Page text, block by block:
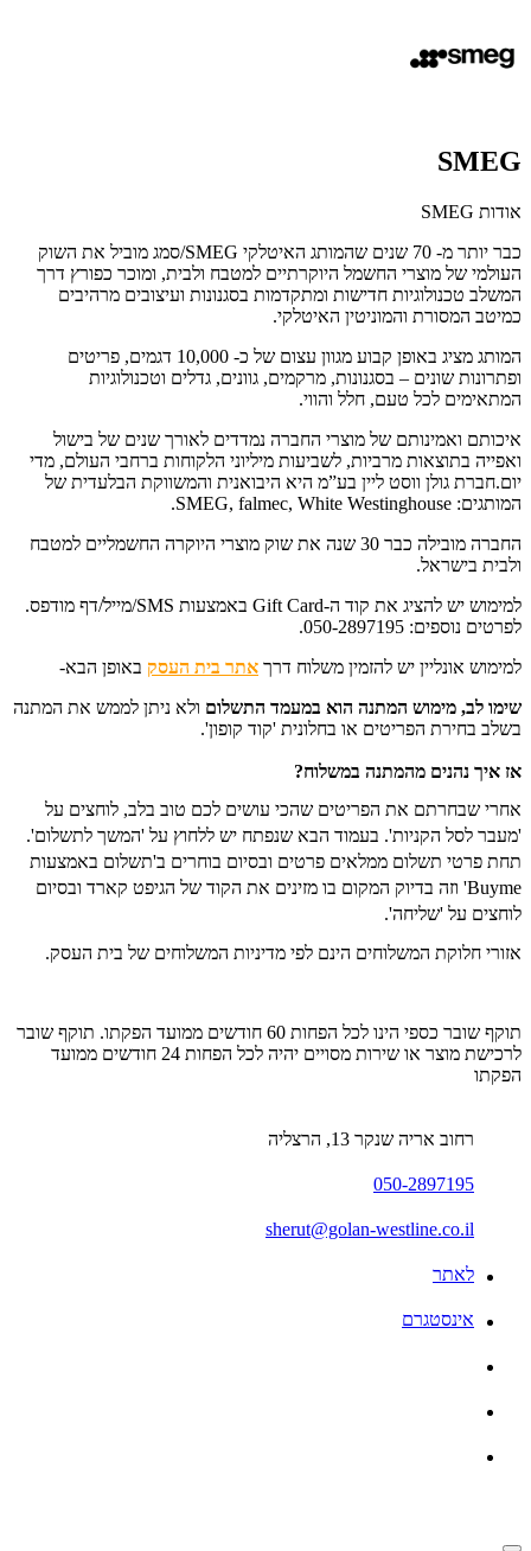
SMEG
אודות SMEG
כבר יותר מ- 70 שנים שהמותג האיטלקי SMEG/סמג מוביל את השוק
העולמי של מוצרי החשמל היוקרתיים למטבח ולבית, ומוכר כפורץ דרך
המשלב טכנולוגיות חדישות ומתקדמות בסגנונות ועיצובים מרהיבים
כמיטב המסורת והמוניטין האיטלקי.
המותג מציג באופן קבוע מגוון עצום של כ- 10,000 דגמים, פריטים
ופתרונות שונים – בסגנונות, מרקמים, גוונים, גדלים וטכנולוגיות
המתאימים לכל טעם, חלל והווי.
איכותם ואמינותם של מוצרי החברה נמדדים לאורך שנים של בישול
ואפייה בתוצאות מרביות, לשביעות מיליוני הלקוחות ברחבי העולם, מדי
יום.חברת גולן ווסט ליין בע”מ היא היבואנית והמשווקת הבלעדית של
המותגים: SMEG, falmec, White Westinghouse.
החברה מובילה כבר 30 שנה את שוק מוצרי היוקרה החשמליים למטבח
ולבית בישראל.
למימוש יש להציג את קוד ה-Gift Card באמצעות SMS/מייל/דף מודפס.
לפרטים נוספים: 050-2897195.
למימוש אונליין יש להזמין משלוח דרך אתר בית העסק באופן הבא-
שימו לב, מימוש המתנה הוא במעמד התשלום ולא ניתן לממש את המתנה
בשלב בחירת הפריטים או בחלונית 'קוד קופון'.
אז איך נהנים מהמתנה במשלוח?
אחרי שבחרתם את הפריטים שהכי עושים לכם טוב בלב, לוחצים על
'מעבר לסל הקניות'. בעמוד הבא שנפתח יש ללחוץ על 'המשך לתשלום'.
תחת פרטי תשלום ממלאים פרטים ובסיום בוחרים ב'תשלום באמצעות
Buyme' וזה בדיוק המקום בו מזינים את הקוד של הגיפט קארד ובסיום
לוחצים על 'שליחה'.
אזורי חלוקת המשלוחים הינם לפי מדיניות המשלוחים של בית העסק.
תוקף שובר כספי הינו לכל הפחות 60 חודשים ממועד הפקתו. תוקף שובר
לרכישת מוצר או שירות מסויים יהיה לכל הפחות 24 חודשים ממועד
הפקתו
רחוב אריה שנקר 13, הרצליה
050-2897195
sherut@golan-westline.co.il
לאתר
אינסטגרם